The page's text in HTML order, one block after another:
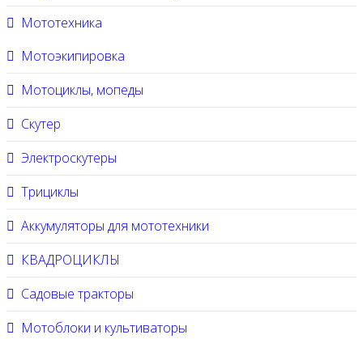
Мототехника
Мотоэкипировка
Мотоциклы, мопеды
Скутер
Электроскутеры
Трициклы
Аккумуляторы для мототехники
КВАДРОЦИКЛЫ
Садовые тракторы
Мотоблоки и культиваторы